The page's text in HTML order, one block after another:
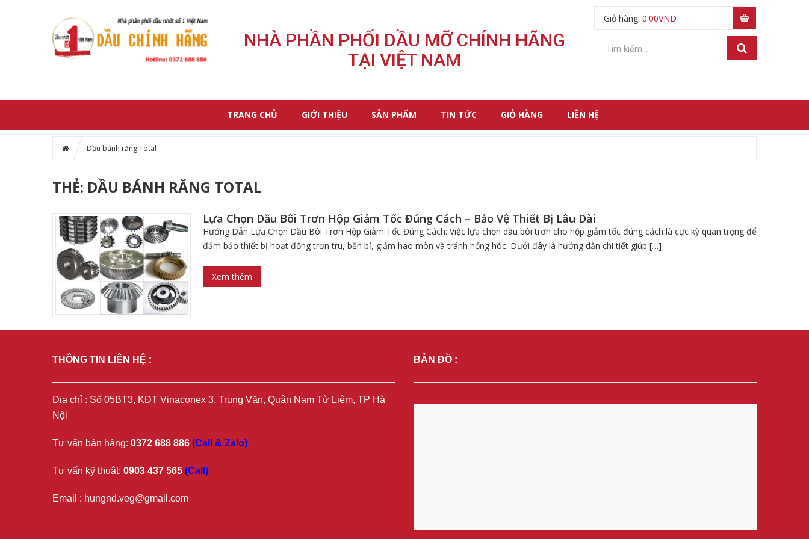
NHÀ PHẦN PHỐI DẦU MỠ CHÍNH HÃNG
TẠI VIỆT NAM
Giỏ hàng: 0.00VND
TRANG CHỦ GIỚI THIỆU SẢN PHẨM TIN TỨC GIỎ HÀNG LIÊN HỆ
Dầu bánh răng Total
THẺ: DẦU BÁNH RĂNG TOTAL
Lựa Chọn Dầu Bôi Trơn Hộp Giảm Tốc Đúng Cách – Bảo Vệ Thiết Bị Lâu Dài
Hướng Dẫn Lựa Chọn Dầu Bôi Trơn Hộp Giảm Tốc Đúng Cách: Việc lựa chọn dầu bôi trơn cho hộp giảm tốc đúng cách là cực kỳ quan trọng để
đảm bảo thiết bị hoạt động trơn tru, bền bỉ, giảm hao mòn và tránh hỏng hóc. Dưới đây là hướng dẫn chi tiết giúp […]
Xem thêm
THÔNG TIN LIÊN HỆ :
Địa chỉ : Số 05BT3, KĐT Vinaconex 3, Trung Văn, Quận Nam Từ Liêm, TP Hà
Nội
Tư vấn bán hàng: 0372 688 886 (Call & Zalo)
Tư vấn kỹ thuật: 0903 437 565 (Call)
Email : hungnd.veg@gmail.com
BẢN ĐỒ :